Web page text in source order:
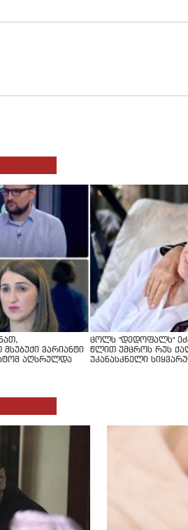
ვარიანტი
აღსრულდა
ცოლს "დედოფალს"
წლით უმცროს რუს
უკანასკნელი